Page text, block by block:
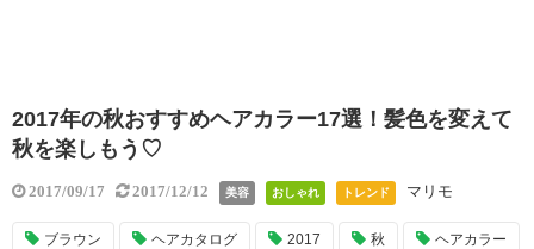
2017年の秋おすすめヘアカラー17選！髪色を変えて
秋を楽しもう♡
2017/09/17 2017/12/12 美容 おしゃれ トレンド マリモ
ブラウン ヘアカタログ 2017 秋 ヘアカラー